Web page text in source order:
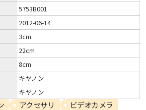
5753B001
2012-06-14
3cm
22cm
8cm
キヤノン
キヤノン
アクセサリ
ビデオカメラ